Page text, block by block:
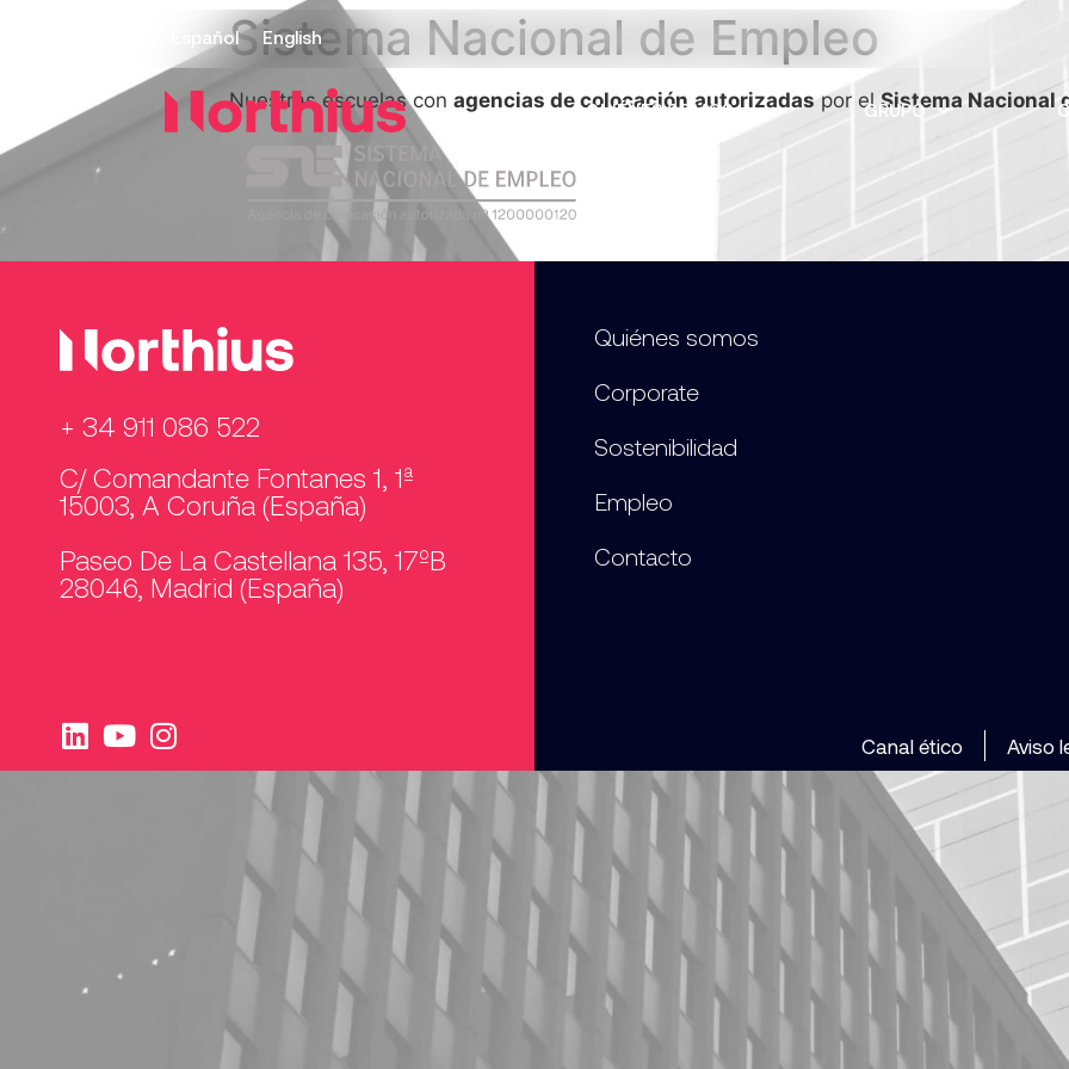
Español English
QUIÉNES SOMOS GRUPO
Sistema Nacional de Empleo
Nuestras escuelas con agencias de colocación autorizadaspor elSistema Nacional
+ 34 911 086 522
C/ Comandante Fontanes 1, 1ª
15003, A Coruña (España)
Paseo De La Castellana 135, 17ºB
28046, Madrid (España)
Quiénes somos
Corporate
Sostenibilidad
Empleo
Contacto
Canal ético Aviso